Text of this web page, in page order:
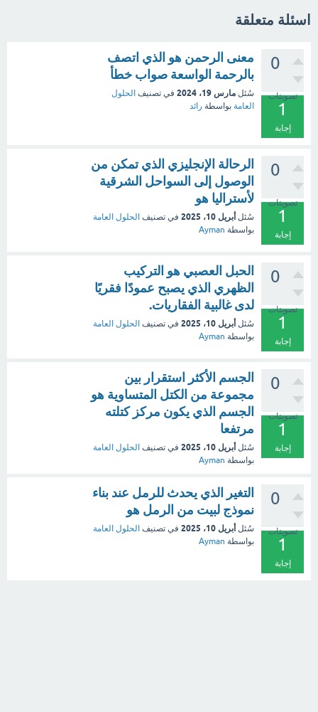
اسئلة متعلقة
0
تصويتات
1
إجابة
معنى الرحمن هو الذي اتصف
بالرحمة الواسعة صواب خطأ
سُئل مارس 19، 2024 في تصنيف الحلول
العامة بواسطة رائد
0
تصويتات
1
إجابة
الرحالة الإنجليزي الذي تمكن من
الوصول إلى السواحل الشرقية
لأستراليا هو
سُئل أبريل 10، 2025 في تصنيف الحلول العامة
بواسطة Ayman
0
تصويتات
1
إجابة
الحبل العصبي هو التركيب
الظهري الذي يصبح عمودًا فقريًا
لدى غالبية الفقاريات.
سُئل أبريل 10، 2025 في تصنيف الحلول العامة
بواسطة Ayman
0
تصويتات
1
إجابة
الجسم الأكثر استقرار بين
مجموعة من الكتل المتساوية هو
الجسم الذي يكون مركز كتلته
مرتفعا
سُئل أبريل 10، 2025 في تصنيف الحلول العامة
بواسطة Ayman
0
تصويتات
1
إجابة
التغير الذي يحدث للرمل عند بناء
نموذج لبيت من الرمل هو
سُئل أبريل 10، 2025 في تصنيف الحلول العامة
بواسطة Ayman